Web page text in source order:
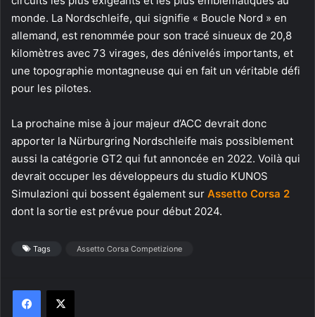
monde. La Nordschleife, qui signifie « Boucle Nord » en
allemand, est renommée pour son tracé sinueux de 20,8
kilomètres avec 73 virages, des dénivelés importants, et
une topographie montagneuse qui en fait un véritable défi
pour les pilotes.
La prochaine mise à jour majeur d’ACC devrait donc
apporter la Nürburgring Nordschleife mais possiblement
aussi la catégorie GT2 qui fut annoncée en 2022. Voilà qui
devrait occuper les développeurs du studio KUNOS
Simulazioni qui bossent également sur Assetto Corsa 2
dont la sortie est prévue pour début 2024.
Tags Assetto Corsa Competizione